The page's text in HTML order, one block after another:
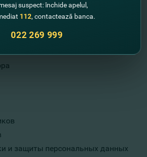
и защиты персональных данных
suspect: închide apelul,
112, contactează banca.
022 269 999